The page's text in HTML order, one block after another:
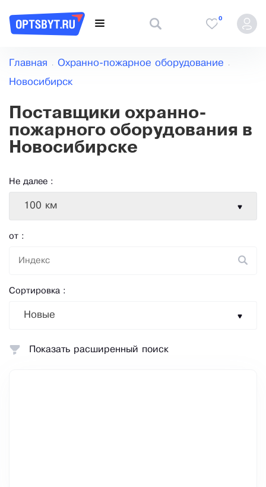
0
Главная Охранно-пожарное оборудование
Новосибирск
Поставщики охранно-
пожарного оборудования в
Новосибирске
Не далее :
100 км
от :
Сортировка :
Новые
Показать расширенный поиск